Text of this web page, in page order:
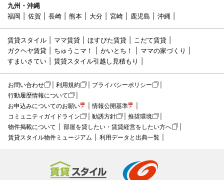
九州・沖縄
福岡
佐賀 長崎 熊本 大分 宮崎 鹿児島 沖縄
賃貸スタイル ママ賃貸 ほすぴた賃貸
こだて賃貸
ガクヘヤ賃貸
ちゅうこマ！ かいとち！
ママの家づくり
すまいさてい
賃貸スタイル引越し見積もり
お問い合わせ 利用規約
プライバシーポリシー
行動履歴情報について
お申込みについてのお願い
情報公開基準
コミュニティガイドライン
勧誘方針
推奨環境
物件掲載について
部屋を貸したい・賃貸経営をしたい方へ
賃貸スタイル物件ミュージアム
利用データと出典一覧